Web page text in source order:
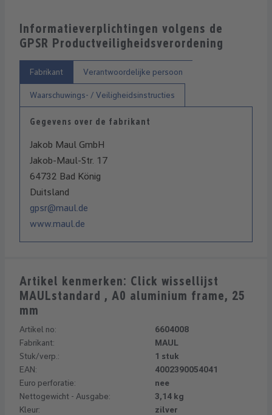
Informatieverplichtingen volgens de
GPSR Productveiligheidsverordening
Fabrikant Verantwoordelijke persoon
Waarschuwings- / Veiligheidsinstructies
Gegevens over de fabrikant
Jakob Maul GmbH
Jakob-Maul-Str. 17
64732 Bad König
Duitsland
gpsr@maul.de
www.maul.de
Artikel kenmerken: Click wissellijst
MAULstandard , A0 aluminium frame, 25
mm
Artikel no:
6604008
Fabrikant:
MAUL
Stuk/verp.:
1 stuk
EAN:
4002390054041
Euro perforatie:
nee
Nettogewicht - Ausgabe:
3,14 kg
Kleur:
zilver